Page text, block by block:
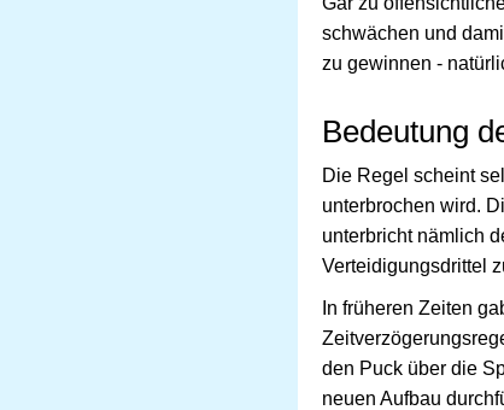
schwächen und
zu gewinnen -
Bedeutung
Die Regel scheint
unterbrochen wird.
unterbricht nämlich
Verteidigungsdrittel
In früheren Zeiten
den Puck über die
neuen Aufbau